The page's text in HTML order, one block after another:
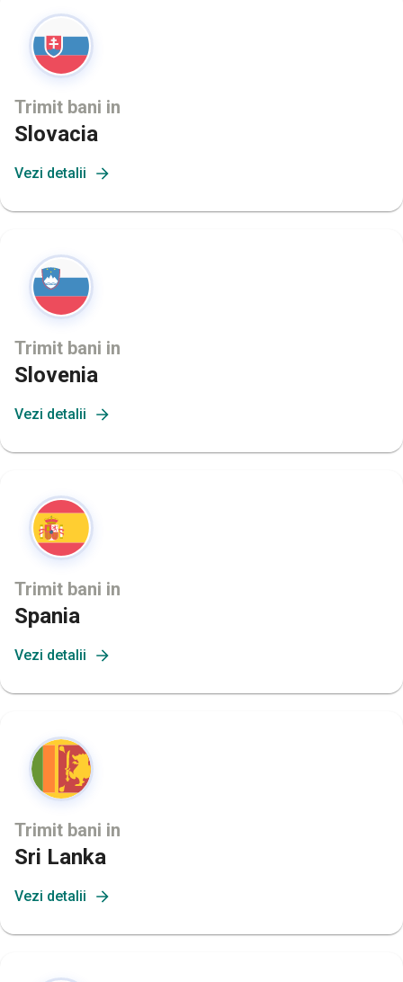
Trimit bani in
Slovacia
Vezi detalii
Trimit bani in
Slovenia
Vezi detalii
Trimit bani in
Spania
Vezi detalii
Trimit bani in
Sri Lanka
Vezi detalii